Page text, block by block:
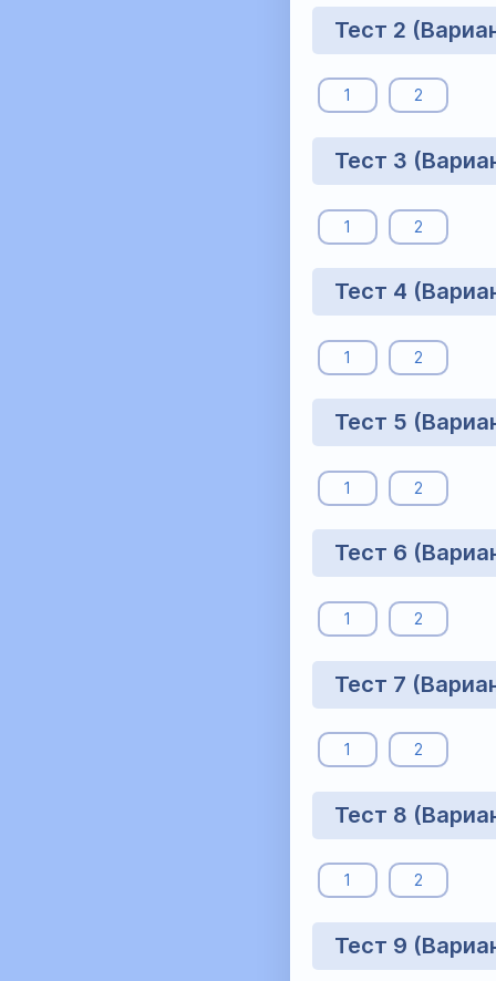
Тест 2
1 2
Тест 3
1 2
Тест 4
1 2
Тест 5
1 2
Тест 6
1 2
Тест 7
1 2
Тест 8
1 2
Тест 9